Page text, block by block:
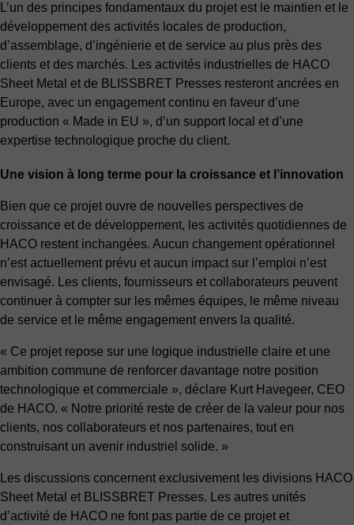
L’un des principes fondamentaux du projet est le maintien et le
développement des activités locales de production,
d’assemblage, d’ingénierie et de service au plus près des
clients et des marchés. Les activités industrielles de HACO
Sheet Metal et de BLISSBRET Presses resteront ancrées en
Europe, avec un engagement continu en faveur d’une
production « Made in EU », d’un support local et d’une
expertise technologique proche du client.
Une vision à long terme pour la croissance et l’innovation
Bien que ce projet ouvre de nouvelles perspectives de
croissance et de développement, les activités quotidiennes de
HACO restent inchangées. Aucun changement opérationnel
n’est actuellement prévu et aucun impact sur l’emploi n’est
envisagé. Les clients, fournisseurs et collaborateurs peuvent
continuer à compter sur les mêmes équipes, le même niveau
de service et le même engagement envers la qualité.
« Ce projet repose sur une logique industrielle claire et une
ambition commune de renforcer davantage notre position
technologique et commerciale », déclare Kurt Havegeer, CEO
de HACO. « Notre priorité reste de créer de la valeur pour nos
clients, nos collaborateurs et nos partenaires, tout en
construisant un avenir industriel solide. »
Les discussions concernent exclusivement les divisions HACO
Sheet Metal et BLISSBRET Presses. Les autres unités
d’activité de HACO ne font pas partie de ce projet et